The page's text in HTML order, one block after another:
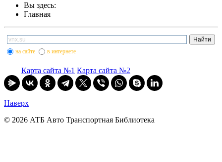
Вы здесь:
Главная
на сайте в интернете
Карта сайта №1 Карта сайта №2
Наверх
© 2026 АТБ Авто Транспортная Библиотека